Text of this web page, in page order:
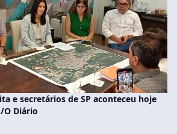
e secretários de SP aconteceu hoje
O Diário